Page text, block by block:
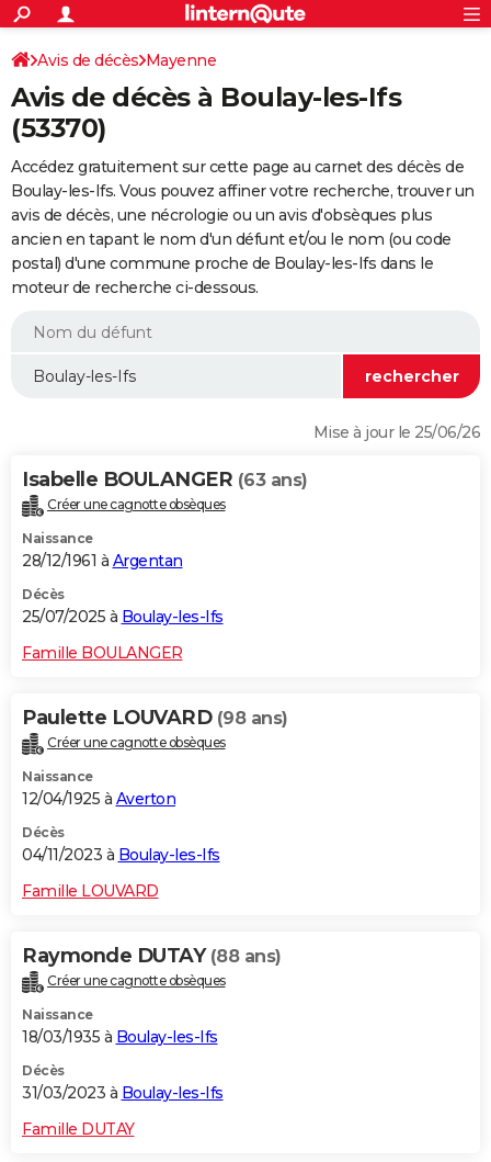
ACTUALITÉS
Politique
Société
Faits Divers
Education
Monde
Villes
+
SPORT
Coupe du monde 2026
Football
Tennis
Cyclisme
Rugby
Forum
FINANCE
Retraite
Impôts
Epargne
Immobilier
Risques naturels par ville
Banque
Assurance
Crédit
AUTO
Essais
Réserver un essai
Citadines
Berlines
SUV
Forum auto
+
HIGH-TECH
Mobiles
Meilleur smartphone
Internet
Ordinateurs
Jeux vidéo
Guide high-tech
+BRICOLAGE
Forum
Aménagement intérieur
Extérieur
Cuisine
Salle de bains
Jardinage
Rangement
WEEK-END
Guides de France
Escapades
Patrimoine
Expositions
Musées
Week-end nature
LIFESTYLE
Alimentation
Guide de la santé
Maladies
Médicaments
Sommeil
VOYAGE
Destinations
City break
Voyage nature
Voyage de noces
Forum
Climat
+PHOTO
GUIDES D'ACHAT
BONS PLANS
CARTE DE VOEUX
Dictionnaire
Biographies
Citations
Expressions
Proverbes
PROGRAMME TV
COPAINS D'AVANT
S'inscrire
Se connecter
Lycées
Collèges
Primaires
Universités
Entreprises
Service militaire
Avis de recherche
AVIS DE DÉCÈS
Avis de décès Mayenne
Avis de décès à Boulay-les-Ifs
(53370)
Accédez gratuitement sur cette page au carnet des décès de
Boulay-les-Ifs. Vous pouvez affiner votre recherche, trouver un
avis de décès, une nécrologie ou un avis d'obsèques plus
ancien en tapant le nom d'un défunt et/ou le nom (ou code
postal) d'une commune proche de Boulay-les-Ifs dans le
moteur de recherche ci-dessous.
Mise à jour le 25/06/26
Isabelle BOULANGER (63 ans)
Créer une cagnotte obsèques
Naissance
28/12/1961 à Argentan
Décès
25/07/2025 à Boulay-les-Ifs
Famille BOULANGER
Paulette LOUVARD (98 ans)
Créer une cagnotte obsèques
Naissance
12/04/1925 à Averton
Décès
04/11/2023 à Boulay-les-Ifs
Famille LOUVARD
Raymonde DUTAY (88 ans)
Créer une cagnotte obsèques
Naissance
18/03/1935 à Boulay-les-Ifs
Décès
31/03/2023 à Boulay-les-Ifs
Famille DUTAY